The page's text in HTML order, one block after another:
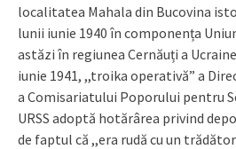
localitatea Mahala din Bucovina
lunii iunie 1940 în componența
astăzi în regiunea Cernăuți a
iunie 1941, ,,troika operativă” a
a Comisariatului Poporului pentru
URSS adoptă hotărârea privind
de faptul că ,,era rudă cu un